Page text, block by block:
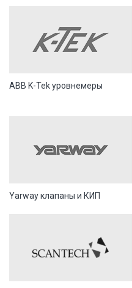
ABB K-Tek уровнемеры
Yarway клапаны и КИП